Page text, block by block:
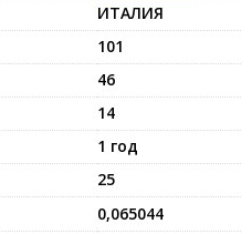
ИТАЛИЯ
101
46
14
1 год
25
0,065044